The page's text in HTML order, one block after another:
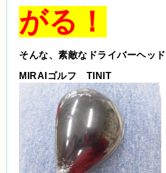
がる！
そんな、素敵なドライバーヘッド
MIRAIゴルフ TINIT